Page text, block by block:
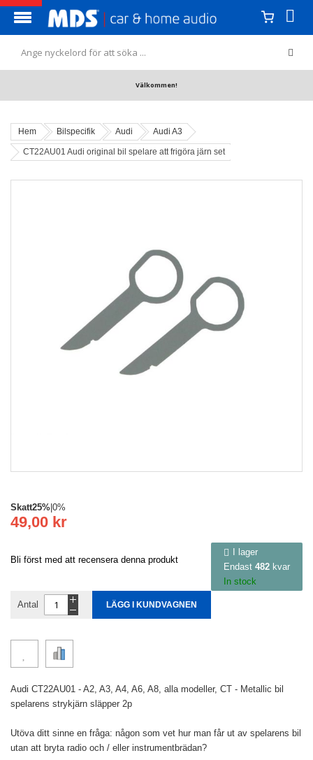
Välkommen!
Hem Bilspecifik Audi Audi A3
CT22AU01 Audi original bil spelare att frigöra järn set
49,00 kr
Skatt25% 0%
I lager
Endast 482 kvar
In stock
Bli först med att recensera denna produkt
Antal LÄGG I KUNDVAGNEN
Audi CT22AU01 - A2, A3, A4, A6, A8, alla modeller, CT - Metallic bil
spelarens strykjärn släpper 2p
Utöva ditt sinne en fråga: någon som vet hur man får ut av spelarens bil
utan att bryta radio och / eller instrumentbrädan?